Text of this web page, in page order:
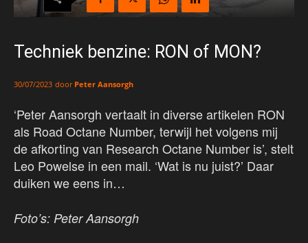
Techniek benzine: RON of MON?
30/07/2023 door Peter Aansorgh
‘Peter Aansorgh vertaalt in diverse artikelen RON
als Road Octane Number, terwijl het volgens mij
de afkorting van Research Octane Number is’, stelt
Leo Powelse in een mail. ‘Wat is nu juist?’ Daar
duiken we eens in…
Foto’s: Peter Aansorgh